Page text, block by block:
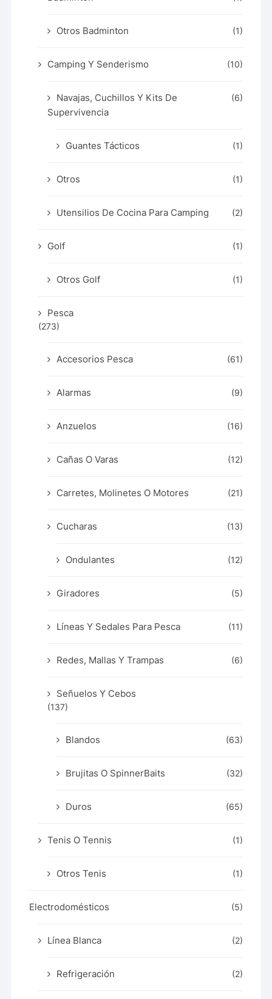
Otros Badminton (1)
Camping Y Senderismo (10)
Navajas, Cuchillos Y Kits De
Supervivencia
(6)
Guantes Tácticos (1)
Otros (1)
Utensilios De Cocina Para Camping (2)
Golf (1)
Otros Golf (1)
Pesca
(273)
Accesorios Pesca (61)
Alarmas (9)
Anzuelos (16)
Cañas O Varas (12)
Carretes, Molinetes O Motores (21)
Cucharas (13)
Ondulantes (12)
Giradores (5)
Líneas Y Sedales Para Pesca (11)
Redes, Mallas Y Trampas (6)
Señuelos Y Cebos
(137)
Blandos (63)
Brujitas O SpinnerBaits (32)
Duros (65)
Tenis O Tennis (1)
Otros Tenis (1)
Electrodomésticos (5)
Línea Blanca (2)
Refrigeración (2)